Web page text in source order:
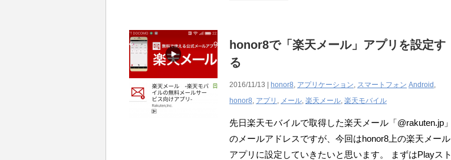
honor8で「楽天メール」アプリを設定す
る
2016/11/13 | honor8, アプリケーション, スマートフォン Android ,
honor8, アプリ , メール, 楽天メール, 楽天モバイル
先日楽天モバイルで取得した楽天メール「@rakuten.jp」
のメールアドレスですが、今回はhonor8上の楽天メール
アプリに設定していきたいと思います。 まずはPlayスト